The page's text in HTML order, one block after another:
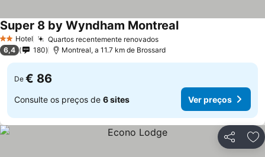
2 Estrelas
Hotel Quartos recentemente renovados
Super 8 by Wyndham Montreal
6,4 180 Montreal, a 11.7 km de Brossard
De € 86
Consulte os preços de 6 sites Ver preços
Partilhar